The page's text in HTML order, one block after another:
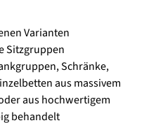
Varianten
Sitzgruppen
Schränke,
aus massivem
aus hochwertigem
behandelt